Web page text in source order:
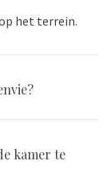
het terrein.
kamer te